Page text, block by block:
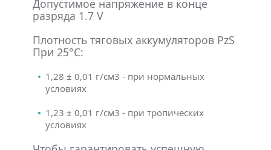
Допустимое напряжение в конце
разряда 1.7 V
Плотность тяговых аккумуляторов PzS
При 25°С:
1,28 ± 0,01 г/см3 - при нормальных
условиях
1,23 ± 0,01 г/см3 - при тропических
условиях